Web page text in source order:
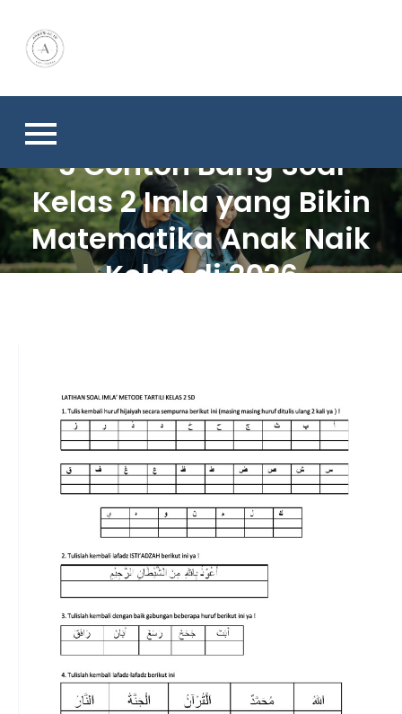
content
5 Contoh Bang Soal
Kelas 2 Imla yang Bikin
Matematika Anak Naik
Kelas di 2026